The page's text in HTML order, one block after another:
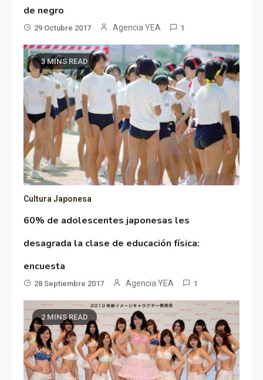
de negro
29 Octubre 2017 Agencia YEA 1
3 MINS READ
Cultura Japonesa
60% de adolescentes japonesas les
desagrada la clase de educación física:
encuesta
28 Septiembre 2017 Agencia YEA 1
2 MINS READ